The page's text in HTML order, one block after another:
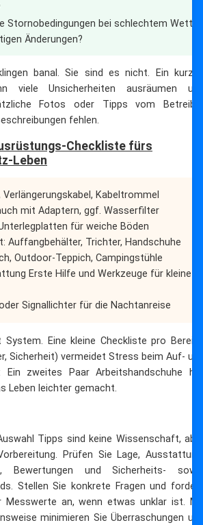
Stornobedingungen bei schlechtem Wetter
Änderungen?
banal. Sie sind es nicht. Ein
viele Unsicherheiten ausräumen
Fotos oder Tipps vom
fehlen.
Checkliste fürs
Leben
Verlängerungskabel, Kabeltrommel
mit Adaptern, ggf. Wasserfilter
für weiche Böden
Auffangbehälter, Trichter, Handschuhe
Outdoor-Teppich, Campingstühle
Erste Hilfe und Werkzeuge für kleine
Signallichter für die Nachtanreise
System. Eine kleine Checkliste pro
Sicherheit) vermeidet Stress beim Auf-
Ein zweites Paar Arbeitshandschuhe
Leben leichter gemacht.
Tipps sind keine Wissenschaft,
Prüfen Sie Lage,
Bewertungen und Sicherheits-
Stellen Sie konkrete Fragen und
Messwerte an, wenn etwas unklar ist.
minimieren Sie Überraschungen